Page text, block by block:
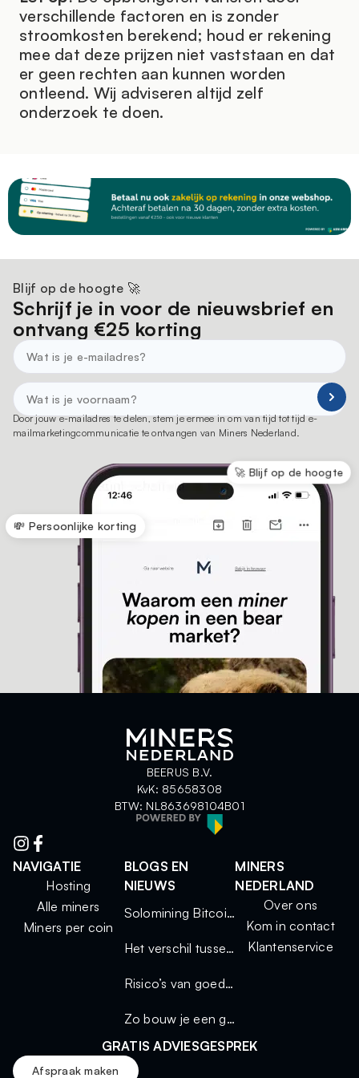
nieuwe blokken toegevoegd aan de blockchain,
maar het aantal miners dat meedoet is enorm. Het is
dus ‘you against the rest of the world’ met solo
minen. De moeilijkheidsgraad van het netwerk past
zich voortdurend aan op basis van het aantal miners
en de beschikbare rekenkracht. Dit maakt solo
blokken te vinden veel groter is, maar de beloningen
kleiner zijn omdat ze gedeeld worden met de rest
van de miners in de pool.
verschillende factoren en is zonder
stroomkosten berekend; houd er rekening
mee dat deze prijzen niet vaststaan en dat
er geen rechten aan kunnen worden
ontleend. Wij adviseren altijd zelf
onderzoek te doen.
Blijf op de hoogte 🚀
Schrijf je in voor de nieuwsbrief en
ontvang €25 korting
Door jouw e-mailadres te delen, stem je ermee in om van tijd tot tijd e-
mailmarketingcommunicatie te ontvangen van Miners Nederland.
💸 Persoonlijke korting
🚀 Blijf op de hoogte
BEERUS B.V.
KvK: 85658308
BTW: NL863698104B01
NAVIGATIE
Hosting
Alle miners
Miners per coin
BLOGS EN
NIEUWS
Solomining Bitcoin 2025: kleine miners, grote kansen
Het verschil tussen solo mining en mining via een pool
Risico’s van goedkope miners
Zo bouw je een geluidsdichte miningkast voor thuisgebruik
MINERS
NEDERLAND
Over ons
Kom in contact
Klantenservice
GRATIS ADVIESGESPREK
Afspraak maken